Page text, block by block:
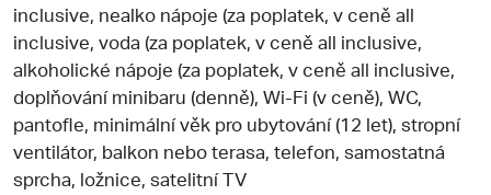
inclusive, nealko nápoje (za poplatek, v ceně all
inclusive, voda (za poplatek, v ceně all inclusive,
alkoholické nápoje (za poplatek, v ceně all inclusive,
doplňování minibaru (denně), Wi-Fi (v ceně), WC,
pantofle, minimální věk pro ubytování (12 let), stropní
ventilátor, balkon nebo terasa, telefon, samostatná
sprcha, ložnice, satelitní TV